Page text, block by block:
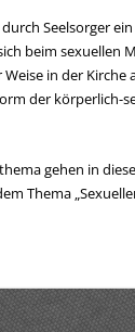
Seelsorger
beim sexuellen
in der
der körperlich-
gehen in
Thema